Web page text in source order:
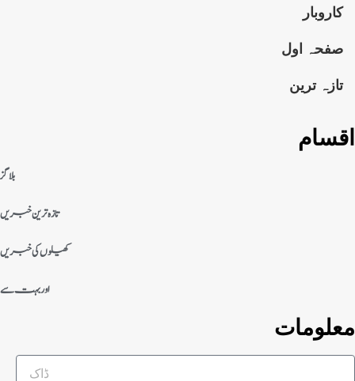
معلومات
اقسام
بلاگز
تازہ ترین خبریں
کھیلوں کی خبریں
اور بہت سے
کاروبار
صفحہ اول
تازہ ترین